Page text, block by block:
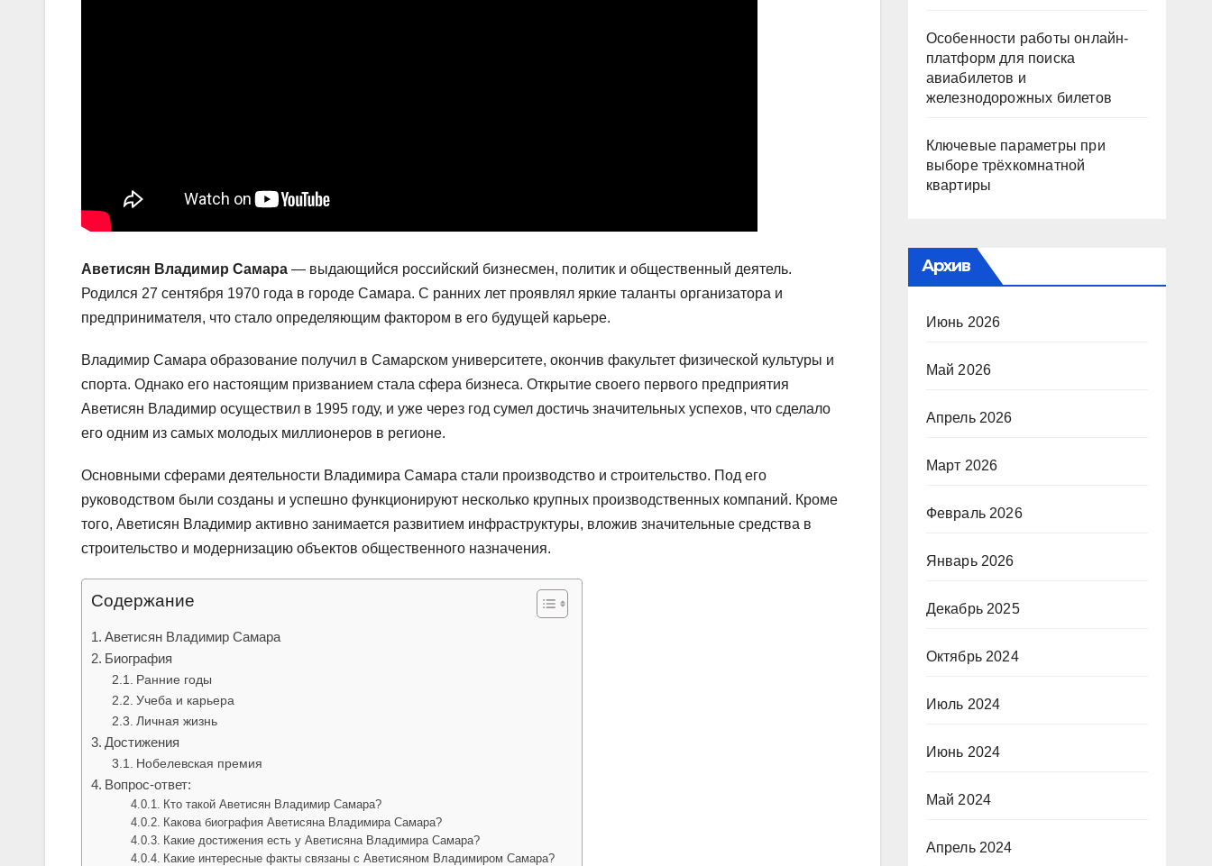
Аветисян Владимир Самара — выдающийся российский бизнесмен, политик и общественный деятель.
Родился 27 сентября 1970 года в городе Самара. С ранних лет проявлял яркие таланты организатора и
предпринимателя, что стало определяющим фактором в его будущей карьере.
Владимир Самара образование получил в Самарском университете, окончив факультет физической культуры и
спорта. Однако его настоящим призванием стала сфера бизнеса. Открытие своего первого предприятия
Аветисян Владимир осуществил в 1995 году, и уже через год сумел достичь значительных успехов, что сделало
его одним из самых молодых миллионеров в регионе.
Основными сферами деятельности Владимира Самара стали производство и строительство. Под его
руководством были созданы и успешно функционируют несколько крупных производственных компаний. Кроме
того, Аветисян Владимир активно занимается развитием инфраструктуры, вложив значительные средства в
строительство и модернизацию объектов общественного назначения.
Содержание
Аветисян Владимир Самара
Биография
Ранние годы
Учеба и карьера
Личная жизнь
Достижения
Нобелевская премия
Вопрос-ответ:
Кто такой Аветисян Владимир Самара?
Какова биография Аветисяна Владимира Самара?
Какие достижения есть у Аветисяна Владимира Самара?
Какие интересные факты связаны с Аветисяном Владимиром Самара?
Особенности работы онлайн-
платформ для поиска
авиабилетов и
железнодорожных билетов
Ключевые параметры при
выборе трёхкомнатной
квартиры
Архив
Июнь 2026
Май 2026
Апрель 2026
Март 2026
Февраль 2026
Январь 2026
Декабрь 2025
Октябрь 2024
Июль 2024
Июнь 2024
Май 2024
Апрель 2024